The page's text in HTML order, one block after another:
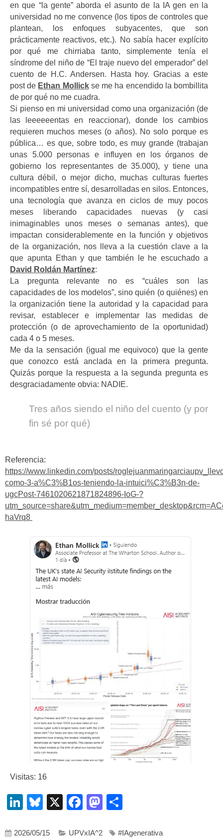
en que “la gente” aborda el asunto de la IA gen en la
universidad no me convence (los tipos de controles que
plantean, los enfoques subyacentes, que son
prácticamente reactivos, etc.). No sabía hacer explícito
por qué me chirriaba tanto, simplemente tenía el
síndrome del niño de “El traje nuevo del emperador” del
cuento de H.C. Andersen. Hasta hoy. Gracias a este
post de Ethan Mollickse me ha encendido la bombillita
de por qué no me cuadra.
Si pienso en mi universidad como una organización (de
las leeeeeentas en reaccionar), donde los cambios
requieren muchos meses (o años). No solo porque es
pública… es que, sobre todo, es muy grande (trabajan
unas 5.000 personas e influyen en los órganos de
gobierno los representantes de 35.000), y tiene una
cultura débil, o mejor dicho, muchas culturas fuertes
incompatibles entre sí, desarrolladas en silos. Entonces,
una tecnología que avanza en ciclos de muy pocos
meses liberando capacidades nuevas (y casi
inimaginables unos meses o semanas antes), que
impactan considerablemente en la función y objetivos
de la organización, nos lleva a la cuestión clave a la
que apunta Ethan y que también le he escuchado a
David Roldán Martínez:
La pregunta relevante no es “cuáles son las
capacidades de los modelos”, sino quién (o quiénes) en
la organización tiene la autoridad y la capacidad para
revisar, establecer e implementar las medidas de
protección (o de aprovechamiento de la oportunidad)
cada 4 o 5 meses.
Me da la sensación (igual me equivoco) que la gente
que conozco está anclada en la primera pregunta.
Quizás porque la respuesta a la segunda pregunta es
desgraciadamente obvia: NADIE.
Tres años siendo el niño del cuento (y por
fin sé por qué)
Referencia:
https://www.linkedin.com/posts/
como-3-a%C3%B1os-teniendo-la-intuici%C3%B3n-de-
ugcPost-7461020621871824896-IoG-?
haVrq8
Visitas: 16
LinkedIn
Bluesky
X Facebook
Mastodon
2026/05/15 UPVxIA^2
#IAgenerativa